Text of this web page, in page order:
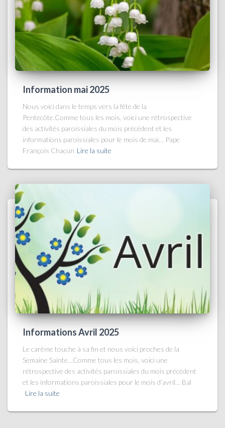
Information mai 2025
Nous voici dans le temps vers la fête de la
Pentecôte.Comme tous les mois, voici une rétrospective
des activités paroissiales du mois précédent et les
informations paroissiales pour le mois de mai… Pape
François Chacun Lire la suite
Informations Avril 2025
Le carême touche à sa fin et nous voici proches de la
Semaine Sainte…Comme tous les mois, voici une
rétrospective des activités paroissiales du mois précédent
et les informations paroissiales pour le mois d’avril… Bal
Lire la suite